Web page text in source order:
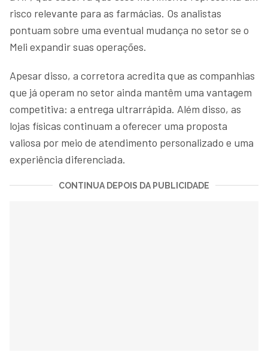
risco relevante para as farmácias. Os analistas
pontuam sobre uma eventual mudança no setor se o
Meli expandir suas operações.
Apesar disso, a corretora acredita que as companhias
que já operam no setor ainda mantêm uma vantagem
competitiva: a entrega ultrarrápida. Além disso, as
lojas físicas continuam a oferecer uma proposta
valiosa por meio de atendimento personalizado e uma
experiência diferenciada.
CONTINUA DEPOIS DA PUBLICIDADE